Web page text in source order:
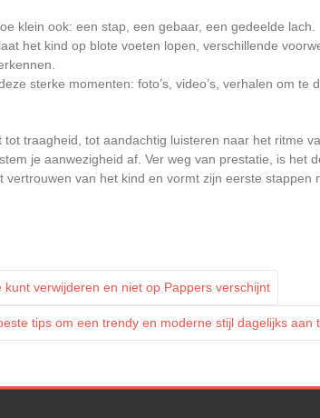
klein ook: een stap, een gebaar, een gedeelde lach.
het kind op blote voeten lopen, verschillende
sterke momenten: foto’s, video’s, verhalen om te
traagheid, tot aandachtig luisteren naar het ritme
je aanwezigheid af. Ver weg van prestatie, is het
vertrouwen van het kind en vormt zijn eerste stappen
verwijderen en niet op Pappers verschijnt
tips om een trendy en moderne stijl dagelijks aan